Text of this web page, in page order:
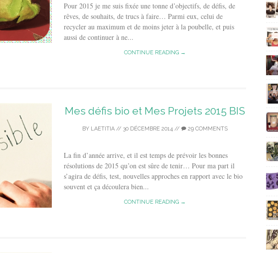
Pour 2015 je me suis fixée une tonne d’objectifs, de défis, de
rêves, de souhaits, de trucs à faire… Parmi eux, celui de
recycler au maximum et de moins jeter à la poubelle, et puis
aussi de continuer à ne...
CONTINUE READING →
Mes défis bio et Mes Projets 2015 BIS
BY LAETITIA // 30 DÉCEMBRE 2014 // 29 COMMENTS
La fin d’année arrive, et il est temps de prévoir les bonnes
résolutions de 2015 qu’on est sûre de tenir… Pour ma part il
s’agira de défis, test, nouvelles approches en rapport avec le bio
souvent et ça découlera bien...
CONTINUE READING →